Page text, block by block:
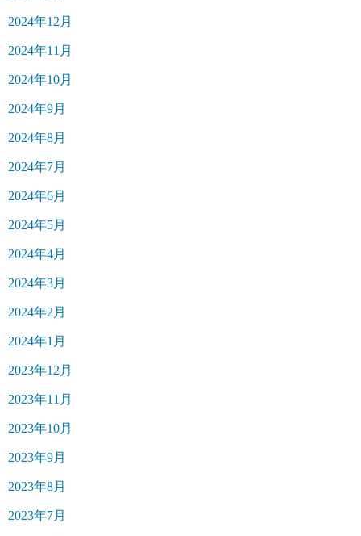
2024年12月
2024年11月
2024年10月
2024年9月
2024年8月
2024年7月
2024年6月
2024年5月
2024年4月
2024年3月
2024年2月
2024年1月
2023年12月
2023年11月
2023年10月
2023年9月
2023年8月
2023年7月